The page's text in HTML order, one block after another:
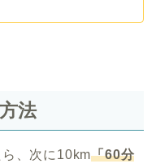
法
、次に10km「60分